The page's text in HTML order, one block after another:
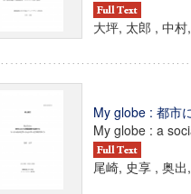
大坪, 太郎 , 中
My globe : 都市
My globe : a
尾崎, 史享 , 奥出